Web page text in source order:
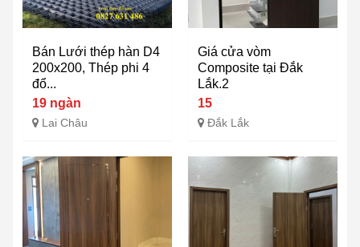
Bán Lưới thép hàn D4
200x200, Thép phi 4
đổ...
19 ngàn
Lai Châu
Giá cửa vòm
Composite tại Đắk
Lắk.2
15
Đắk Lắk